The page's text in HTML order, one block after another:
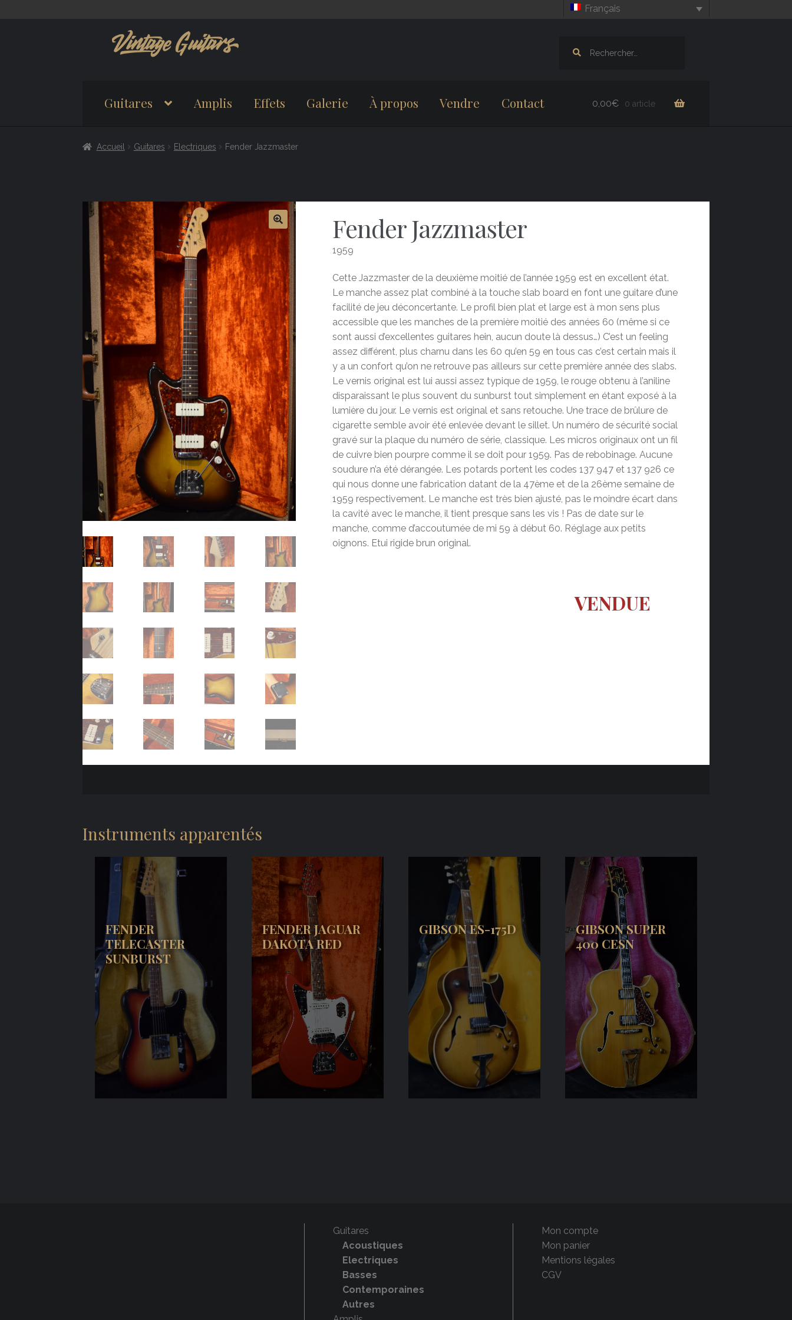
Français
la
au
contenu
Guitares Amplis Effets Galerie À propos Vendre Contact 0,00€ 0 article
Accueil Guitares Electriques Fender Jazzmaster
Fender Jazzmaster
1959
Cette Jazzmaster de la deuxième moitié de l’année 1959 est en excellent état.
Le manche assez plat combiné à la touche slab board en font une guitare d’une
facilité de jeu déconcertante. Le profil bien plat et large est à mon sens plus
accessible que les manches de la première moitié des années 60 (même si ce
sont aussi d’excellentes guitares hein, aucun doute là dessus…) C’est un feeling
assez différent, plus charnu dans les 60 qu’en 59 en tous cas c’est certain mais il
y a un confort qu’on ne retrouve pas ailleurs sur cette première année des slabs.
Le vernis original est lui aussi assez typique de 1959, le rouge obtenu à l’aniline
disparaissant le plus souvent du sunburst tout simplement en étant exposé à la
lumière du jour. Le vernis est original et sans retouche. Une trace de brûlure de
cigarette semble avoir été enlevée devant le sillet. Un numéro de sécurité social
gravé sur la plaque du numéro de série, classique. Les micros originaux ont un fil
de cuivre bien pourpre comme il se doit pour 1959. Pas de rebobinage. Aucune
soudure n’a été dérangée. Les potards portent les codes 137 947 et 137 926 ce
qui nous donne une fabrication datant de la 47ème et de la 26ème semaine de
1959 respectivement. Le manche est très bien ajusté, pas le moindre écart dans
la cavité avec le manche, il tient presque sans les vis ! Pas de date sur le
manche, comme d’accoutumée de mi 59 à début 60. Réglage aux petits
oignons. Etui rigide brun original.
VENDUE
Instruments apparentés
FENDER
TELECASTER
SUNBURST
FENDER JAGUAR
DAKOTA RED
GIBSON ES-175D
GIBSON SUPER
400 CESN
Guitares
Acoustiques
Electriques
Basses
Contemporaines
Autres
Mon compte
Mon panier
Mentions légales
CGV